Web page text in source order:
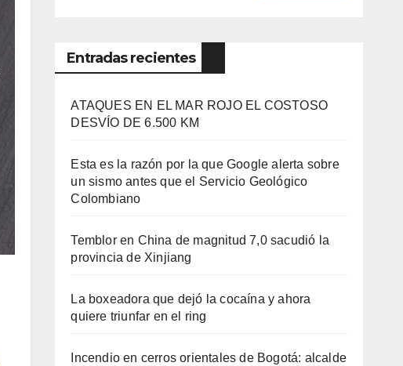
Entradas recientes
ATAQUES EN EL MAR ROJO EL COSTOSO
DESVÍO DE 6.500 KM
Esta es la razón por la que Google alerta sobre
un sismo antes que el Servicio Geológico
Colombiano
Temblor en China de magnitud 7,0 sacudió la
provincia de Xinjiang
La boxeadora que dejó la cocaína y ahora
quiere triunfar en el ring​
Incendio en cerros orientales de Bogotá: alcalde